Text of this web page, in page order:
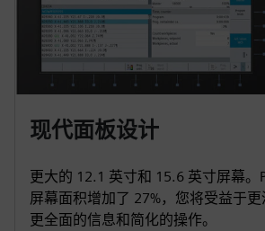
现代面板设计
更大的 12.1 英寸和 15.6 英寸屏幕。
屏幕面积增加了 27%，您将受益于更
更全面的信息和简化的操作。